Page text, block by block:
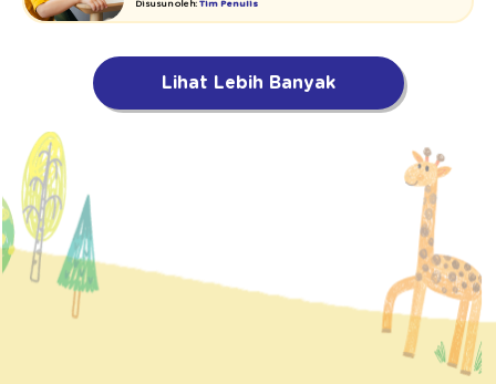
Disusun oleh: Tim Penulis
Lihat Lebih Banyak